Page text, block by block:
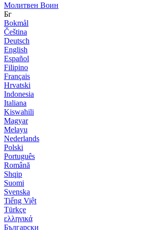
Молитвен Воин
Бг
Bokmål
Čeština
Deutsch
English
Español
Filipino
Français
Hrvatski
Indonesia
Italiana
Kiswahili
Magyar
Melayu
Nederlands
Polski
Português
Română
Shqip
Suomi
Svenska
Tiếng Việt
Türkçe
ελληνικά
Български